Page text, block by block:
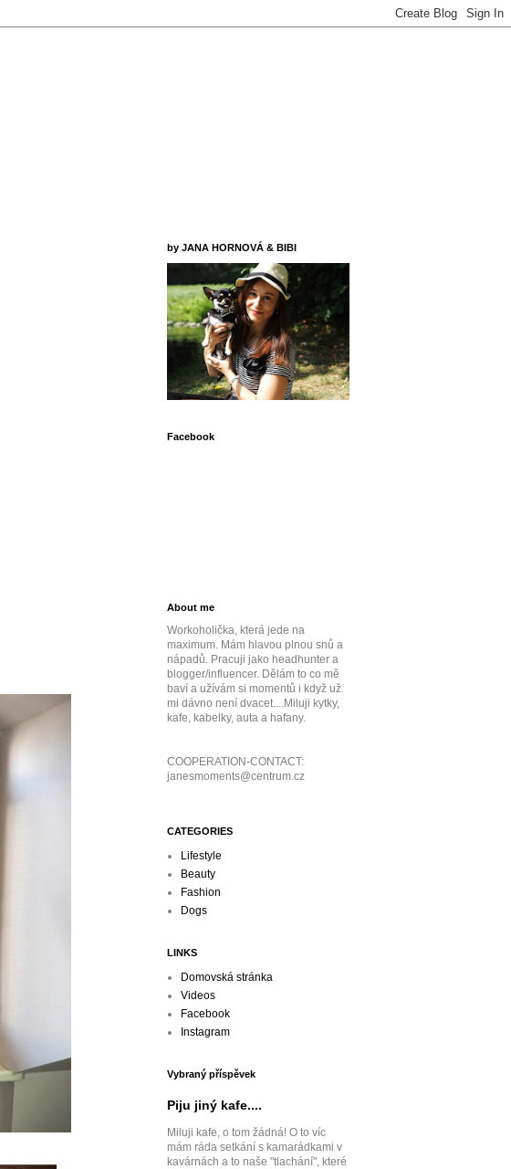
by JANA HORNOVÁ & BIBI
Facebook
About me
Workoholička, která jede na
maximum. Mám hlavou plnou snů a
nápadů. Pracuji jako headhunter a
blogger/influencer. Dělám to co mě
baví a užívám si momentů i když už
mi dávno není dvacet....Miluji kytky,
kafe, kabelky, auta a hafany.
COOPERATION-CONTACT:
janesmoments@centrum.cz
CATEGORIES
Lifestyle
Beauty
Fashion
Dogs
LINKS
Domovská stránka
Videos
Facebook
Instagram
Vybraný příspěvek
Piju jiný kafe....
Miluji kafe, o tom žádná! O to víc
mám ráda setkání s kamarádkami v
kavárnách a to naše "tlachání", které